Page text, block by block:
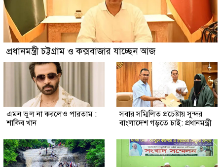
প্রধানমন্ত্রী চট্টগ্রাম ও কক্সবাজার যাচ্ছেন আজ
এমন ভুল না করলেও পারতাম :
শাকিব খান
সবার সম্মিলিত প্রচেষ্টায় সুন্দর
বাংলাদেশ গড়তে চাই: প্রধানমন্ত্রী